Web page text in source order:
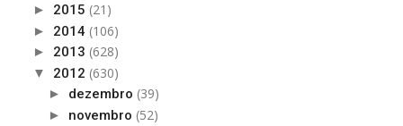
► 2015 (21)
► 2014 (106)
► 2013 (628)
▼ 2012 (630)
► dezembro (39)
► novembro (52)